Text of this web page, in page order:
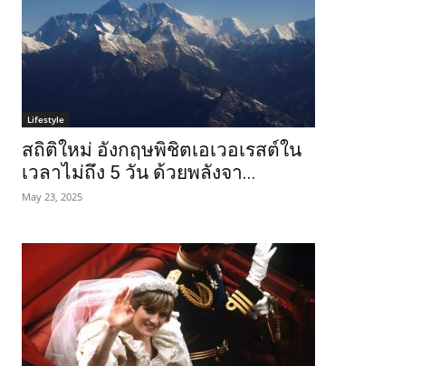
Lifestyle
สถิติใหม่ อังกฤษพิชิตเอเวอเรสต์ใน
เวลาไม่ถึง 5 วัน ด้วยพลังจา...
May 23, 2025